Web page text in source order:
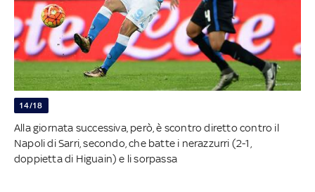
14/18
Alla giornata successiva, però, è scontro diretto contro il
Napoli di Sarri, secondo, che batte i nerazzurri (2-1,
doppietta di Higuain) e li sorpassa